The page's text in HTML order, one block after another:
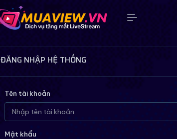
ĐĂNG NHẬP HỆ THỐNG
Tên tài khoản
Mật khẩu